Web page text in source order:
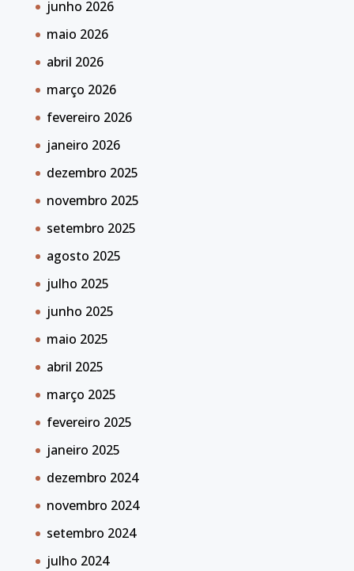
junho 2026
maio 2026
abril 2026
março 2026
fevereiro 2026
janeiro 2026
dezembro 2025
novembro 2025
setembro 2025
agosto 2025
julho 2025
junho 2025
maio 2025
abril 2025
março 2025
fevereiro 2025
janeiro 2025
dezembro 2024
novembro 2024
setembro 2024
julho 2024